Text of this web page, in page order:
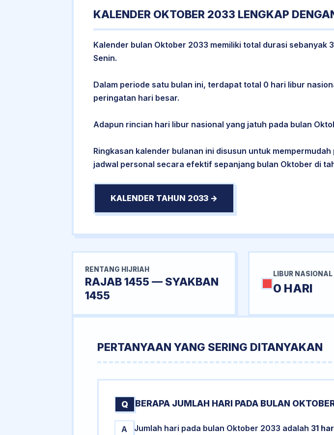
KALENDER OKTOBER 2033 LENGKAP
Kalender bulan Oktober 2033 memiliki total durasi sebanyak
Senin.
Dalam periode satu bulan ini, terdapat total 0 hari libur
peringatan hari besar.
Adapun rincian hari libur nasional yang jatuh pada bulan
Ringkasan kalender bulanan ini disusun untuk
jadwal personal secara efektif sepanjang bulan Oktober di
KALENDER TAHUN 2033 →
RENTANG HIJRIAH
RAJAB 1455 — SYAKBAN
1455
LIBUR NASIONAL
0 HARI
PERTANYAAN YANG SERING DITANYAKAN
Q BERAPA JUMLAH HARI PADA BULAN
A Jumlah hari pada bulan Oktober 2033 adalah 31